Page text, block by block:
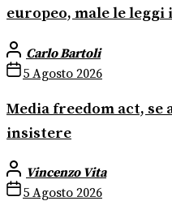
europeo, male le leggi
Carlo Bartoli
5 Agosto 2026
Media freedom act, se
insistere
Vincenzo Vita
5 Agosto 2026